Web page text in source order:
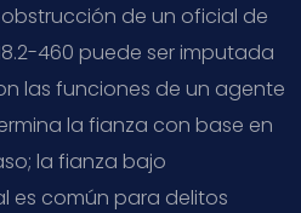
de un oficial de
460 puede ser imputada
las funciones de un agente
la fianza con base en
la fianza bajo
es común para delitos